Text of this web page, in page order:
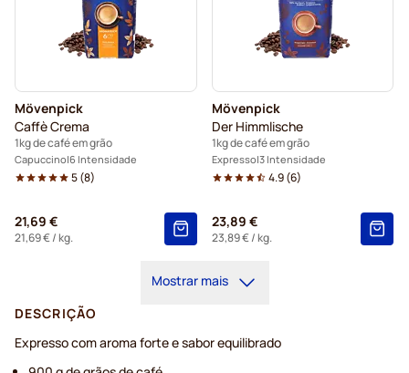
Mövenpick
Caffè Crema
1kg de café em grão
Capuccino 6 Intensidade
5(8)
21,69 €
21,69 €/ kg.
Mövenpick
Der Himmlische
1kg de café em grão
Expresso 3 Intensidade
4.9(6)
23,89 €
23,89 €/ kg.
Mostrar mais
DESCRIÇÃO
Expresso com aroma forte e sabor equilibrado